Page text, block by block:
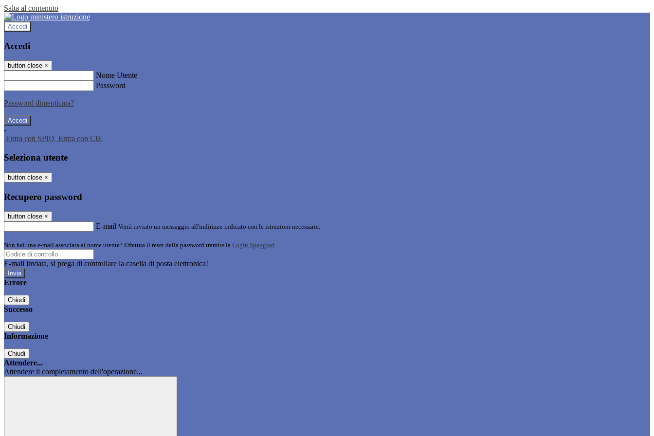
Salta al contenuto
Accedi
Accedi
button close ×
Nome Utente
Password
Password dimenticata?
-
Entra con SPID Entra con CIE
Seleziona utente
button close ×
Recupero password
button close ×
E-mail Verrà inviato un messaggio all'indirizzo indicato con le istruzioni necessarie.
Non hai una e-mail associata al nome utente? Effettua il reset della password tramite la Login Spaggiari
E-mail inviata, si prega di controllare la casella di posta elettronica!
Errore
Chiudi
Successo
Chiudi
Informazione
Chiudi
Attendere...
Attendere il completamento dell'operazione...